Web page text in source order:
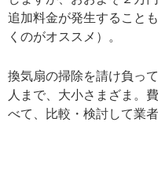
追加料金が発生すること
くのがオススメ）。
換気扇の掃除を請け負っ
人まで、大小さまざま。
べて、比較・検討して業